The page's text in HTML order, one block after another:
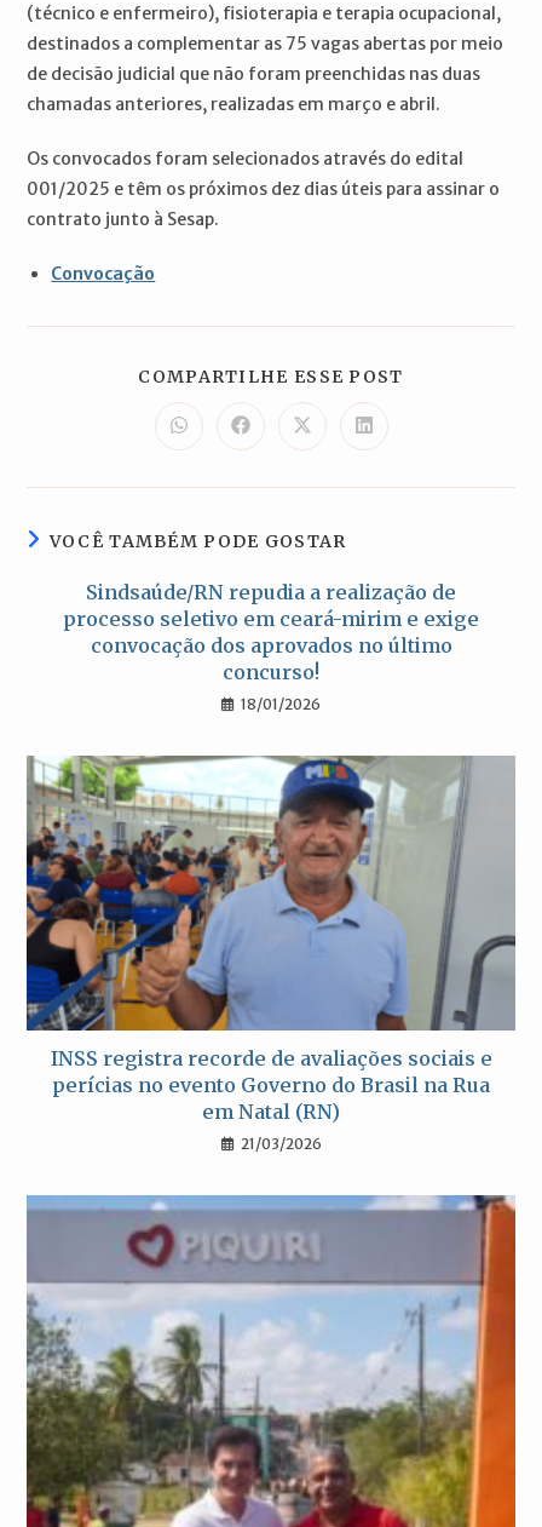
(técnico e enfermeiro), fisioterapia e terapia ocupacional,
destinados a complementar as 75 vagas abertas por meio
de decisão judicial que não foram preenchidas nas duas
chamadas anteriores, realizadas em março e abril.
Os convocados foram selecionados através do edital
001/2025 e têm os próximos dez dias úteis para assinar o
contrato junto à Sesap.
Convocação
COMPARTILHE ESSE POST
Abre
em
nova
Abre
em
nova
Abre
em
nova
Abre
em
nova
VOCÊ TAMBÉM PODE GOSTAR
Sindsaúde/RN repudia a realização de
processo seletivo em ceará-mirim e exige
convocação dos aprovados no último
concurso!
18/01/2026
INSS registra recorde de avaliações sociais e
perícias no evento Governo do Brasil na Rua
em Natal (RN)
21/03/2026